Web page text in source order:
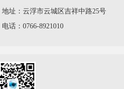
地址：云浮市云城区吉祥中路25号
电话：0766-8921010